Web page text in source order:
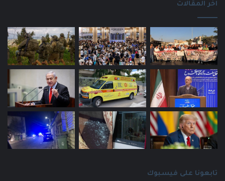
اخر المقالات
تابعونا على فيسبوك